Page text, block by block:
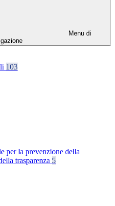
Menu di
103
per la prevenzione della
trasparenza 5